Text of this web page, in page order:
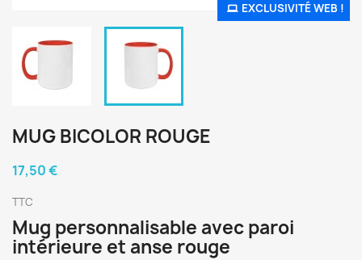
EXCLUSIVITÉ WEB !
MUG BICOLOR ROUGE
17,50 €
TTC
Mug personnalisable avec paroi
intérieure et anse rouge